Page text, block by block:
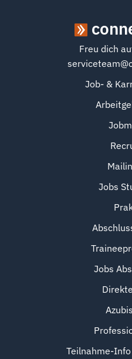
Freu dich
Job- &
Jobs
Jobs
Teilnahme-